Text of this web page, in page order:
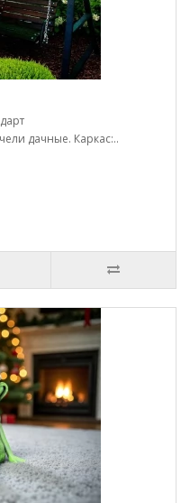
дачные. Каркас:..